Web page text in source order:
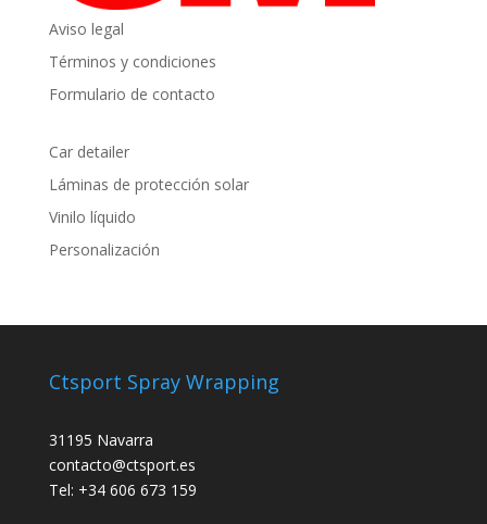
Aviso legal
Términos y condiciones
Formulario de contacto
Car detailer
Láminas de protección solar
Vinilo líquido
Personalización
Ctsport Spray Wrapping
31195 Navarra
contacto@ctsport.es
Tel: +34 606 673 159